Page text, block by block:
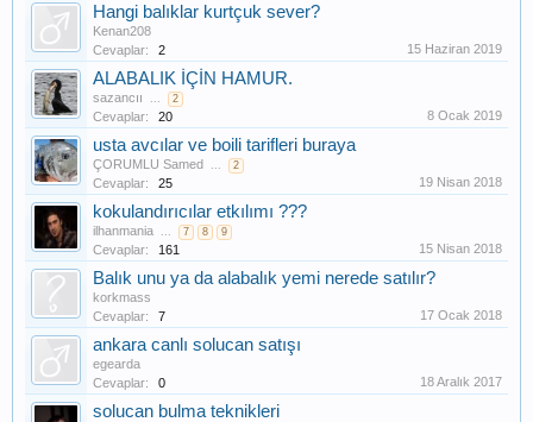
Hangi balıklar kurtçuk sever?
Kenan208
Cevaplar:
2 15 Haziran 2019
ALABALIK İÇİN HAMUR.
sazancıı ... 2
Cevaplar: 20 8 Ocak 2019
usta avcılar ve boili tarifleri buraya
ÇORUMLU Samed ... 2
Cevaplar: 25 19 Nisan 2018
kokulandırıcılar etkılımı ???
ilhanmania ... 7 8 9
Cevaplar: 161 15 Nisan 2018
Balık unu ya da alabalık yemi nerede satılır?
korkmass
Cevaplar:
7 17 Ocak 2018
ankara canlı solucan satışı
egearda
Cevaplar:
0 18 Aralık 2017
solucan bulma teknikleri